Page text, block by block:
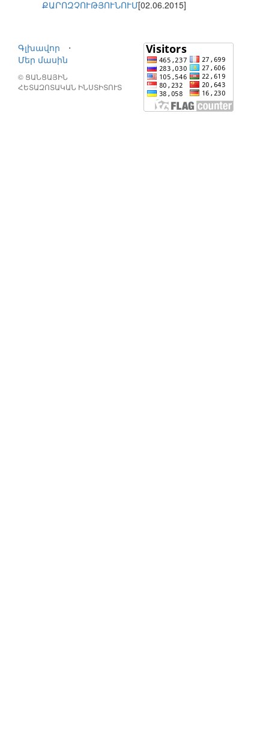
ՔԱՐՈԶՉՈՒԹՅՈՒՆՈՒՄ[02.06.2015]
Գլխավոր
⋅
Մեր մասին
© ՑԱՆՑԱՅԻՆ
ՀԵՏԱԶՈՏԱԿԱՆ ԻՆՍՏԻՏՈՒՏ